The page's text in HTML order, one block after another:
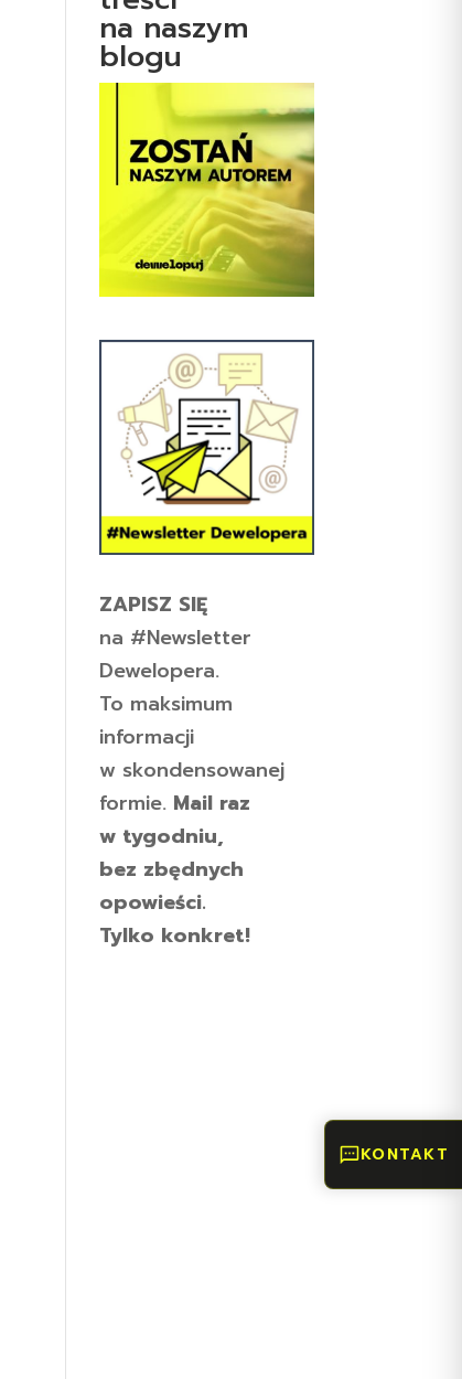
na naszym
blogu
ZAPISZ SIĘ
na #Newsletter
Dewelopera.
To maksimum
informacji
w skondensowanej
formie. Mail raz
w tygodniu,
bez zbędnych
opowieści.
Tylko konkret!
KONTAKT